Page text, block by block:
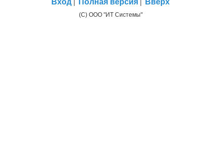
(C) ООО "ИТ Системы"